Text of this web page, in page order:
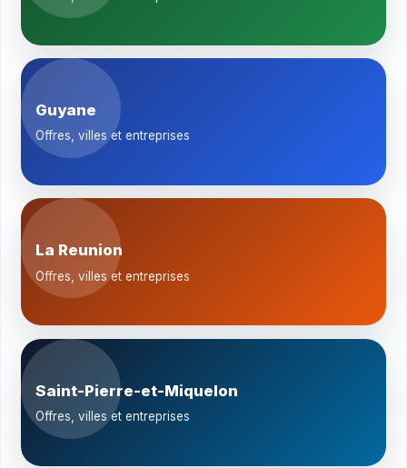
Guyane
Offres, villes et entreprises
La Reunion
Offres, villes et entreprises
Saint-Pierre-et-Miquelon
Offres, villes et entreprises